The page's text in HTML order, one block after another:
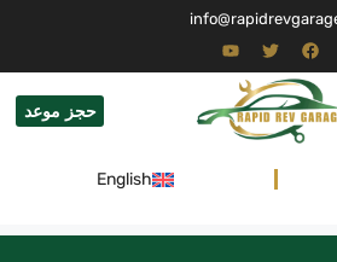
حجز موعد
English